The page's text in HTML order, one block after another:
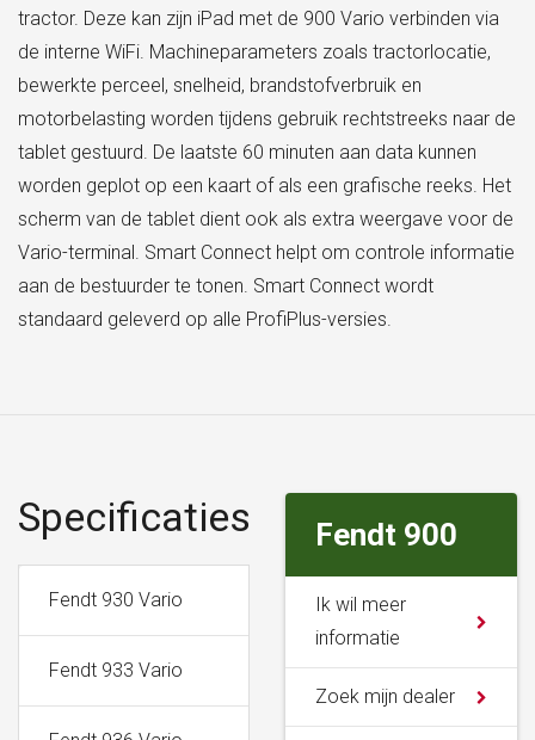
tractor. Deze kan zijn iPad met de 900 Vario verbinden via
de interne WiFi. Machineparameters zoals tractorlocatie,
bewerkte perceel, snelheid, brandstofverbruik en
motorbelasting worden tijdens gebruik rechtstreeks naar de
tablet gestuurd. De laatste 60 minuten aan data kunnen
worden geplot op een kaart of als een grafische reeks. Het
scherm van de tablet dient ook als extra weergave voor de
Vario-terminal. Smart Connect helpt om controle informatie
aan de bestuurder te tonen. Smart Connect wordt
standaard geleverd op alle ProfiPlus-versies.
Specificaties
Fendt 930 Vario 217 KW
Fendt 933 Vario 239 KW 326 PK
Fendt 900
Ik wil meer
informatie
Zoek mijn dealer